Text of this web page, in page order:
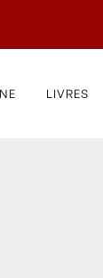
LIVRES